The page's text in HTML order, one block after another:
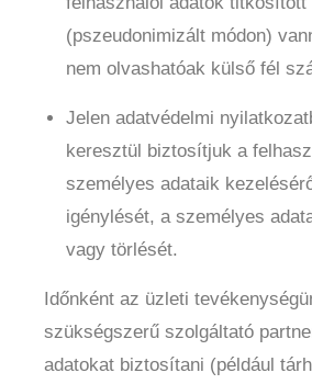
(pszeudonimizált módon)
nem olvashatóak külső fél
Jelen adatvédelmi
keresztül biztosítjuk a
személyes adataik
igénylését, a személyes
vagy törlését.
Időnként az üzleti
szükségszerű szolgáltató
adatokat biztosítani (például